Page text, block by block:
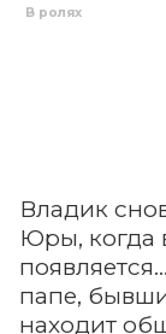
В ролях
Владик
Юры, когда
папе,
находит